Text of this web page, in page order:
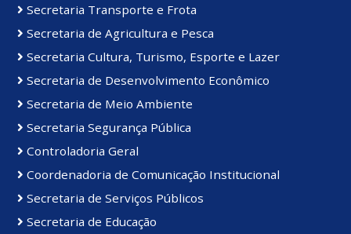
Secretaria Transporte e Frota
Secretaria de Agricultura e Pesca
Secretaria Cultura, Turismo, Esporte e Lazer
Secretaria de Desenvolvimento Econômico
Secretaria de Meio Ambiente
Secretaria Segurança Pública
Controladoria Geral
Coordenadoria de Comunicação Institucional
Secretaria de Serviços Públicos
Secretaria de Educação